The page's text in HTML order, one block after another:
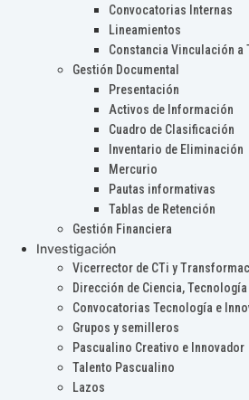
Convocatorias Internas
Lineamientos
Constancia Vinculación a
Gestión Documental
Presentación
Activos de Información
Cuadro de Clasificación
Inventario de Eliminación
Mercurio
Pautas informativas
Tablas de Retención
Gestión Financiera
Investigación
Vicerrector de CTi y
Dirección de Ciencia,
Convocatorias Tecnología e
Grupos y semilleros
Pascualino Creativo e Innovador
Talento Pascualino
Lazos